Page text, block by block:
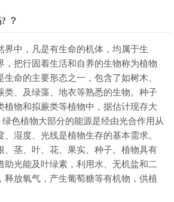
？
界中，凡是有生命的机体，均属于生
，把行固着生活和自养的生物称为植物
命的主要形态之一，包含了如树木、
类、及绿藻、地衣等熟悉的生物。种子
植物和拟蕨类等植物中，据估计现存大
色植物大部分的能源是经由光合作用从
湿度、光线是植物生存的基本需求。
、茎、叶、花、果实、种子。植物具有
光能及叶绿素，利用水、无机盐和二
释放氧气，产生葡萄糖等有机物，供植